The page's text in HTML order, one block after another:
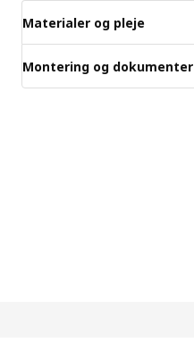
Materialer og pleje
Montering og dokumenter